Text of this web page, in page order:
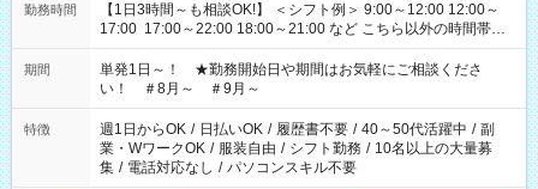
勤務時間
【1日3時間～も相談OK!】 ＜シフト例＞ 9:00～12:00 12:00～
17:00 17:00～22:00 18:00～21:00 など こちら以外の時間帯も
お気軽にご相談ください！
期間
単発1日～！ ★勤務開始日や期間はお気軽にご相談くださ
い！ ＃8月～ ＃9月～
特徴 週1日からOK / 日払いOK / 履歴書不要 / 40～50代活躍中 / 副
業・WワークOK / 服装自由 / シフト勤務 / 10名以上の大量募
集 / 電話対応なし / パソコンスキル不要